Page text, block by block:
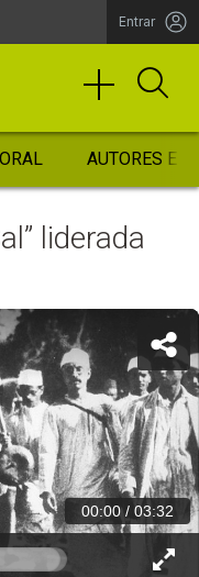
Entrar
AUTORES
liderada
00:00 / 03:32